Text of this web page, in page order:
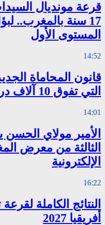
قرعة مونديال
17 سنة بالمغرب..
المستوى الأول
14:52
قانون المحاماة
التي تفوق 10 آلاف درهم بالشيك
14:01
الأمير مولاي الحسن
الثالثة من معرض
الإلكترونية
16:22
النتائج الكاملة
أفريقيا 2027